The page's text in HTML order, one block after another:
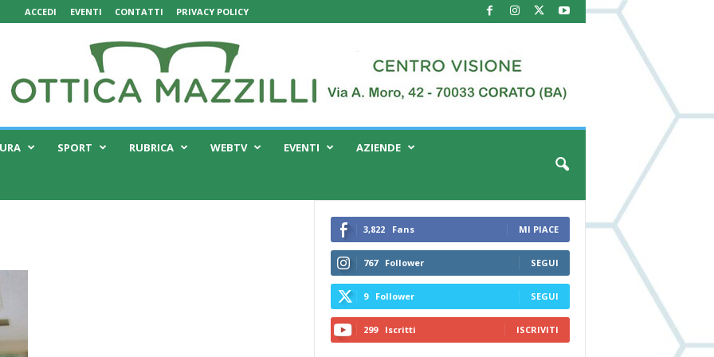
ACCEDI EVENTI CONTATTI PRIVACY POLICY
SPORT RUBRICA WEBTV EVENTI AZIENDE
3,822 Fans MI PIACE
767 Follower SEGUI
9 Follower SEGUI
299 Iscritti ISCRIVITI